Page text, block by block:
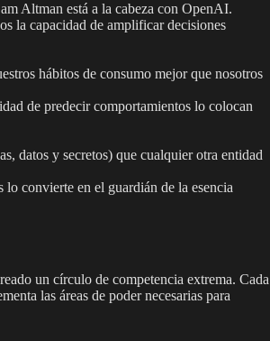
Altman está a la cabeza con OpenAI.
la capacidad de amplificar decisiones
hábitos de consumo mejor que nosotros
de predecir comportamientos lo colocan
datos y secretos) que cualquier otra entidad
lo convierte en el guardián de la esencia
un círculo de competencia extrema. Cada
las áreas de poder necesarias para